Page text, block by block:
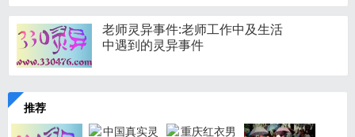
老师灵异事件:老师工作中及生活
中遇到的灵异事件
推荐